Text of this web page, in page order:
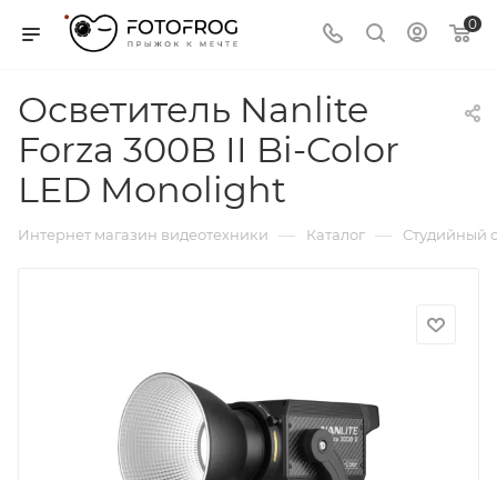
0
Осветитель Nanlite
Forza 300B II Bi-Color
LED Monolight
Интернет магазин видеотехники — Каталог — Студийный